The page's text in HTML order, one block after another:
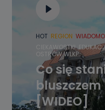
HOT REGION
CIEKAWOSTKI
OSTRÓW WLKP.
Co się
bluszczem
[WIDEO]